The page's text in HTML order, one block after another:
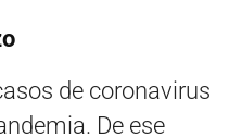
de coronavirus
De ese